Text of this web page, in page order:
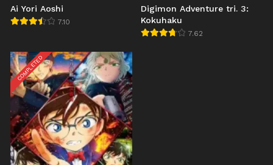
Ai Yori Aoshi
7.10
Digimon Adventure tri. 3:
Kokuhaku
7.62
COMPLETED